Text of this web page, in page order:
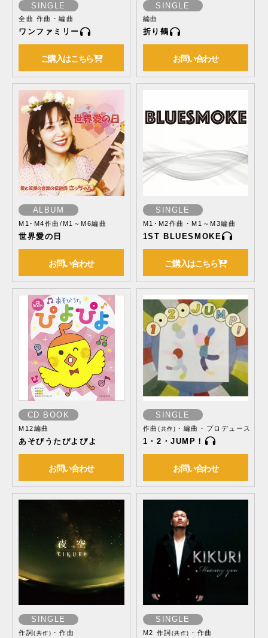
SINGLE
全曲 作曲・編曲
ワンファミリー
ご購入はこちら
SINGLE
編曲
折り鶴
お問い合わせ
ALBUM
M1･M4作曲/M1～M6編曲
世界愛の日
お問い合わせ
SINGLE
M1･M2作曲・M1～M3編曲
1ST BLUESMOKE
ご購入はこちら
CD BOOK
M12編曲
あそびうたぴよぴよ
お問い合わせ
SINGLE
作曲(共作) ・編曲・プロデュース
1・2・JUMP！
お問い合わせ
SINGLE
作詞(共作) ・作曲
SINGLE
M2 作詞 (共作) ・作曲